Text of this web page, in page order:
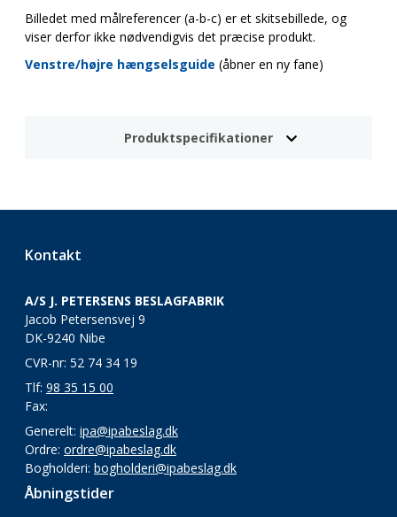
Billedet med målreferencer (a-b-c) er et skitsebillede, og
viser derfor ikke nødvendigvis det præcise produkt.
Venstre/højre hængselsguide (åbner en ny fane)
Produktspecifikationer
Kontakt
A/S J. PETERSENS BESLAGFABRIK
Jacob Petersensvej 9
DK-9240 Nibe
CVR-nr: 52 74 34 19
Tlf: 98 35 15 00
Fax:
Generelt: ipa@ipabeslag.dk
Ordre: ordre@ipabeslag.dk
Bogholderi: bogholderi@ipabeslag.dk
Åbningstider